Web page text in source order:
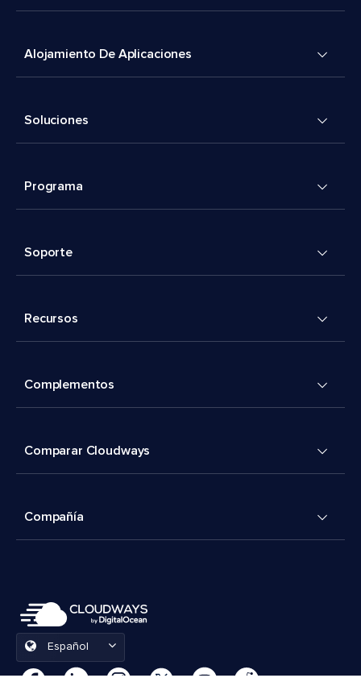
Alojamiento De Aplicaciones
Soluciones
Programa
Soporte
Recursos
Complementos
Comparar Cloudways
Compañía
Español